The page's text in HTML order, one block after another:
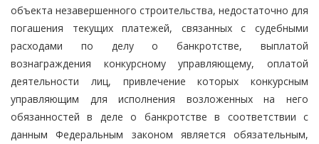
объекта незавершенного строительства, недостаточно для
погашения текущих платежей, связанных с судебными
расходами по делу о банкротстве, выплатой
вознаграждения конкурсному управляющему, оплатой
деятельности лиц, привлечение которых конкурсным
управляющим для исполнения возложенных на него
обязанностей в деле о банкротстве в соответствии с
данным Федеральным законом является обязательным,